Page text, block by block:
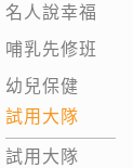
名人說幸福
哺乳先修班
幼兒保健
試用大隊
試用大隊